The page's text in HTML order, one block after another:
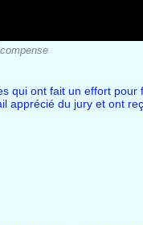
qui ont fait un effort
apprécié du jury et ont